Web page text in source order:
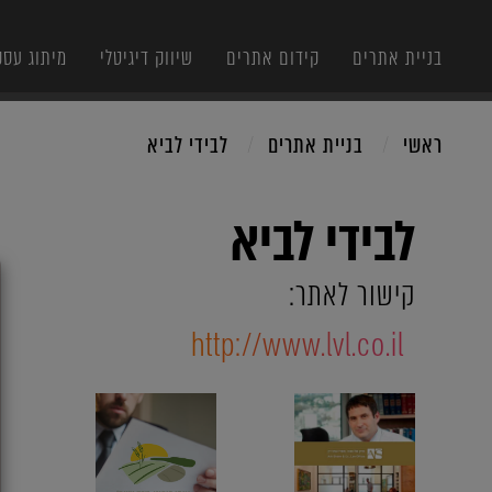
בניית אתרים קידום אתרים שיווק דיגיטלי מיתוג
ראשי בניית אתרים לבידי לביא
לבידי לביא
קישור לאתר:
http://www.lvl.co.il